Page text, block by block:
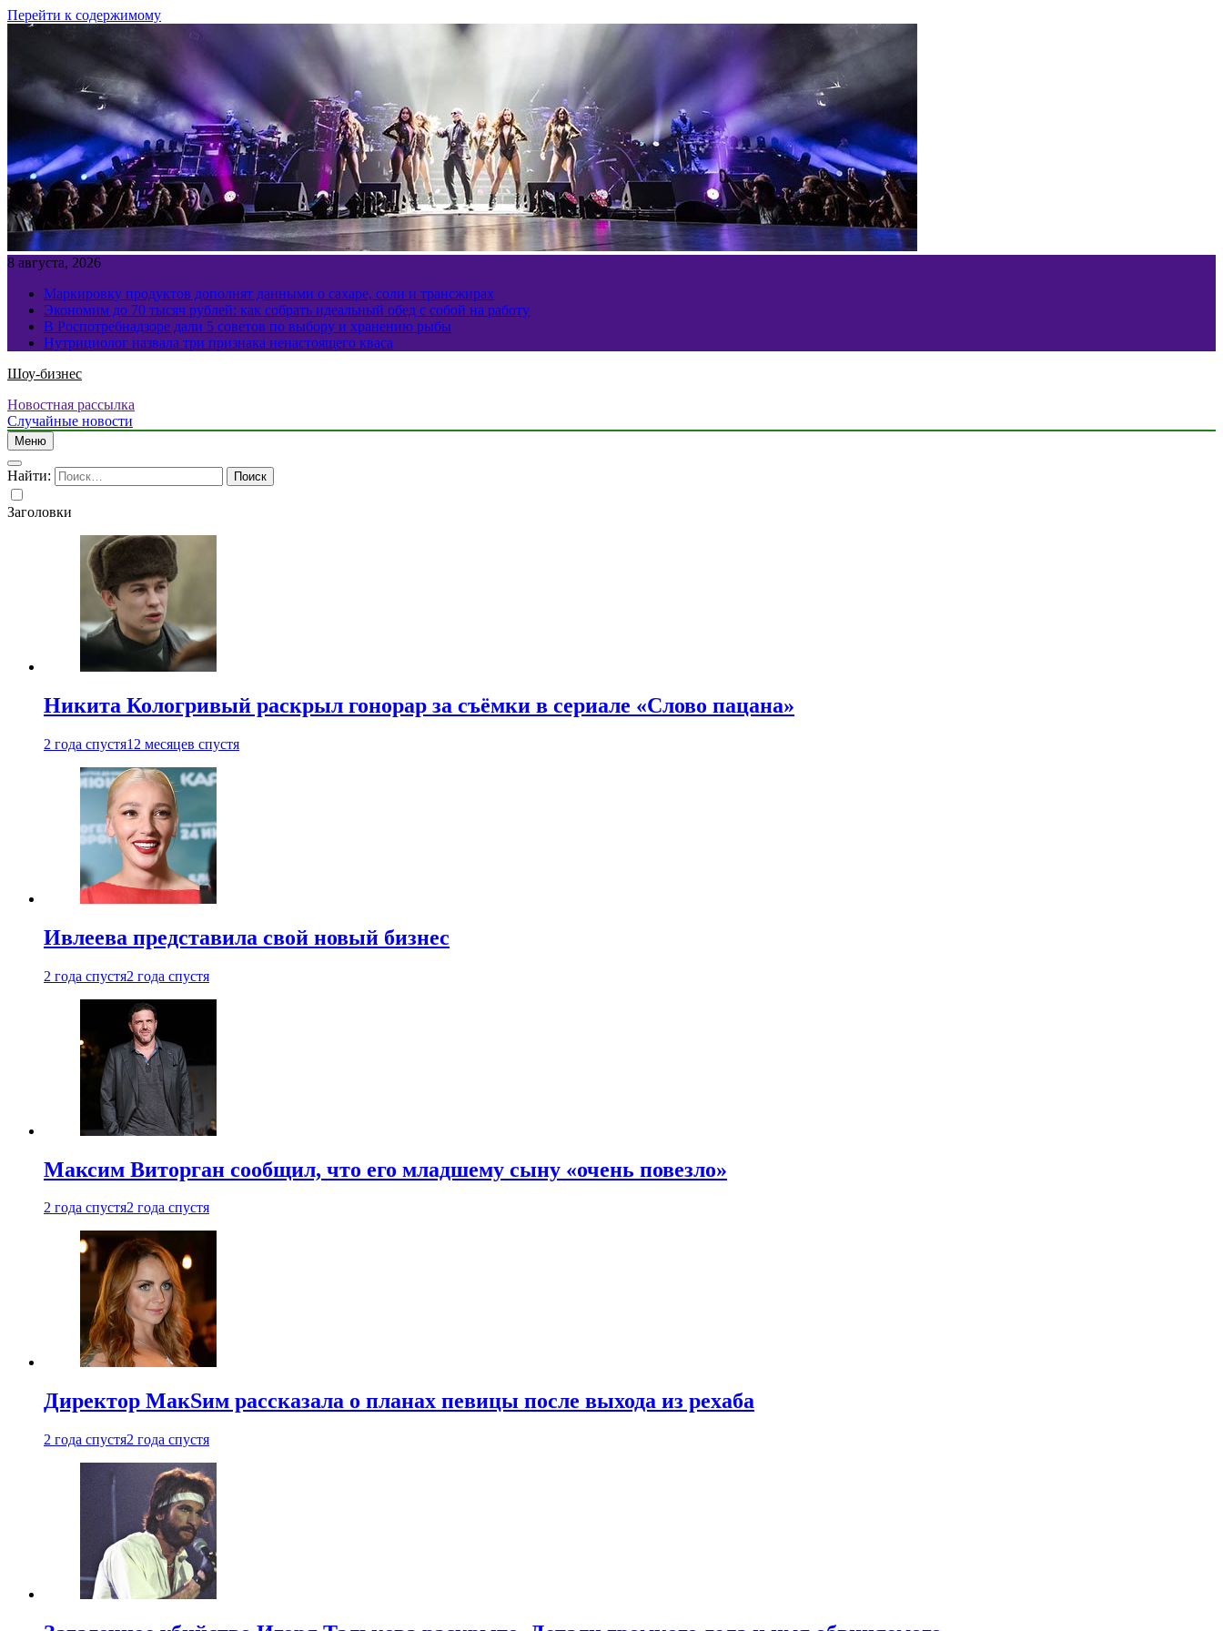
Перейти к содержимому
8 августа, 2026
Маркировку продуктов дополнят данными о сахаре, соли и трансжирах
Экономим до 70 тысяч рублей: как собрать идеальный обед с собой на работу
В Роспотребнадзоре дали 5 советов по выбору и хранению рыбы
Нутрициолог назвала три признака ненастоящего кваса
Шоу-бизнес
Новостная рассылка
Случайные новости
Меню
Найти:
Заголовки
Никита Кологривый раскрыл гонорар за съёмки в сериале «Слово пацана»
2 года спустя12 месяцев спустя
Ивлеева представила свой новый бизнес
2 года спустя2 года спустя
Максим Виторган сообщил, что его младшему сыну «очень повезло»
2 года спустя2 года спустя
Директор МакSим рассказала о планах певицы после выхода из рехаба
2 года спустя2 года спустя